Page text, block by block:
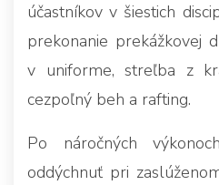
účastníkov v šiestich
prekonanie prekážkovej
v uniforme, streľba z
cezpoľný beh a rafting.
Po náročných
oddýchnuť pri